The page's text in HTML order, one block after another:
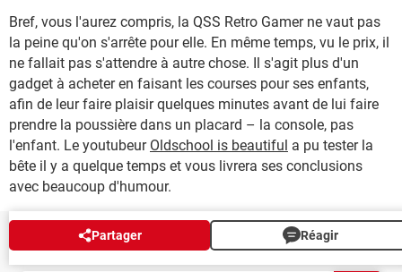
Bref, vous l'aurez compris, la QSS Retro Gamer ne vaut pas
la peine qu'on s'arrête pour elle. En même temps, vu le prix, il
ne fallait pas s'attendre à autre chose. Il s'agit plus d'un
gadget à acheter en faisant les courses pour ses enfants,
afin de leur faire plaisir quelques minutes avant de lui faire
prendre la poussière dans un placard – la console, pas
l'enfant. Le youtubeur Oldschool is beautiful a pu tester la
bête il y a quelque temps et vous livrera ses conclusions
avec beaucoup d'humour.
Partager Réagir
NEWSLETTER